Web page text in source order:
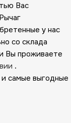
Вас
у нас
со склада
Вы проживаете
.
самые выгодные